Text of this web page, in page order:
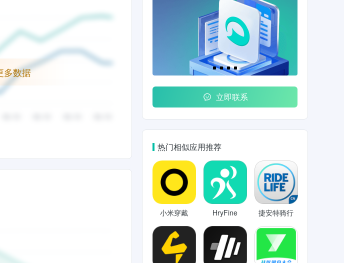
多数据
立即联系
热门相似应用推荐
小米穿戴 HryFine 捷安特骑行